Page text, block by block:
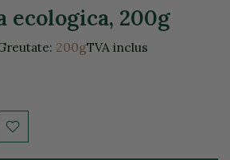
ecologica, 200g
200gTVA inclus